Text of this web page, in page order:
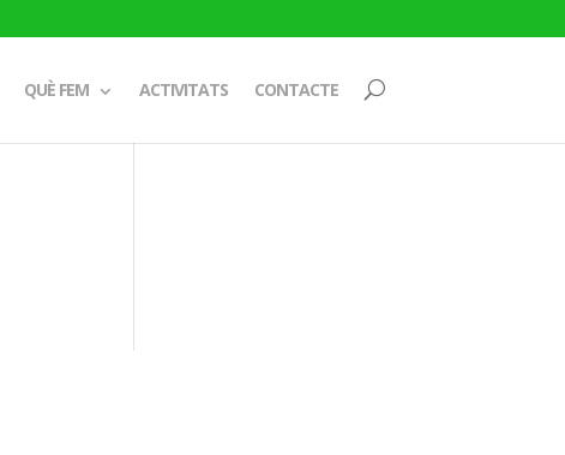
QUÈ FEM ACTIVITATS CONTACTE